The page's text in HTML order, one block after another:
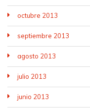
octubre 2013
septiembre 2013
agosto 2013
julio 2013
junio 2013